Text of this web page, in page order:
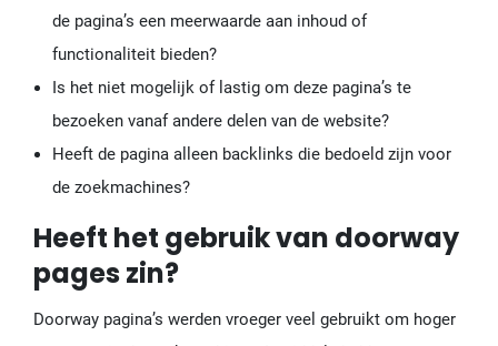
de pagina’s een meerwaarde aan inhoud of
functionaliteit bieden?
Is het niet mogelijk of lastig om deze pagina’s te
bezoeken vanaf andere delen van de website?
Heeft de pagina alleen backlinks die bedoeld zijn voor
de zoekmachines?
Heeft het gebruik van doorway
pages zin?
Doorway pagina’s werden vroeger veel gebruikt om hoger